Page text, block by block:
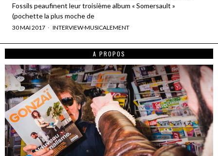
Fossils peaufinent leur troisième album « Somersault »
(pochette la plus moche de
30 MAI 2017 INTERVIEW·MUSICALEMENT
A PROPOS